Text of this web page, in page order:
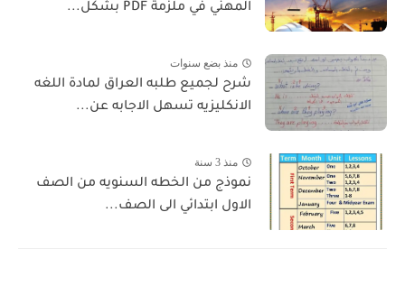
المهني في ملزمة PDF بشكل...
منذ بضع سنوات
شرح لجميع طلبه العراق لمادة اللغه
الانكليزيه تسهل الاجابه عن...
منذ 3 سنة
نموذج من الخطه السنويه من الصف
الاول ابتدائي الى الصف...